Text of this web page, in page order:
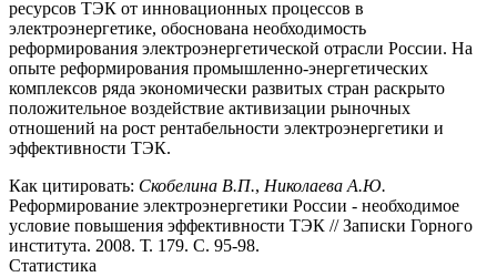
ресурсов ТЭК от инновационных процессов в
электроэнергетике, обоснована необходимость
реформирования электроэнергетической отрасли России. На
опыте реформирования промышленно-энергетических
комплексов ряда экономически развитых стран раскрыто
положительное воздействие активизации рыночных
отношений на рост рентабельности электроэнергетики и
эффективности ТЭК.
Как цитировать: Скобелина В.П., Николаева А.Ю.
Реформирование электроэнергетики России - необходимое
условие повышения эффективности ТЭК // Записки Горного
института. 2008. Т. 179. С. 95-98.
Статистика